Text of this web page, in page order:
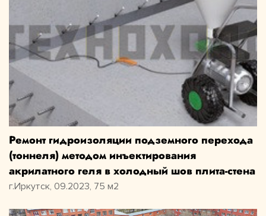
Ремонт гидроизоляции подземного перехода
(тоннеля) методом инъектирования
акрилатного геля в холодный шов плита-стена
г.Иркутск, 09.2023, 75 м2